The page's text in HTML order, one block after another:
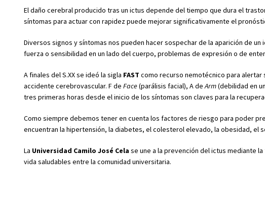
El daño cerebral producido tras un ictus depende del tiempo que dura el
síntomas para actuar con rapidez puede mejorar significativamente el
Diversos signos y síntomas nos pueden hacer sospechar de la aparición de
fuerza o sensibilidad en un lado del cuerpo, problemas de expresión o de
A finales del S.XX se ideó la sigla FAST como recurso nemotécnico para
accidente cerebrovascular. F de Face(parálisis facial), A de Arm(debilidad en
tres primeras horas desde el inicio de los síntomas son claves para la
Como siempre debemos tener en cuenta los factores de riesgo para poder
encuentran la hipertensión, la diabetes, el colesterol elevado, la obesidad, el
La Universidad Camilo José Cela se une a la prevención del ictus mediante
vida saludables entre la comunidad universitaria.